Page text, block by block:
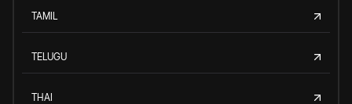
TAMIL
TELUGU
THAI